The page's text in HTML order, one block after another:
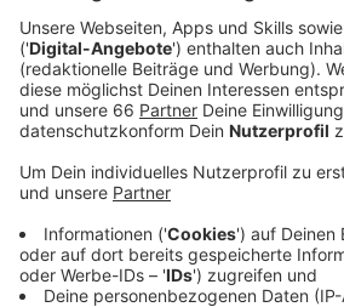
Vennhauser Allee / Karlsruher
gesperrt.
Veröffentlicht:Donnerstag,
Seit gut zwei Jahren laufen
Regenklärbecken in Eller. Ab heute
zur Vennhauser Allee hergestellt.